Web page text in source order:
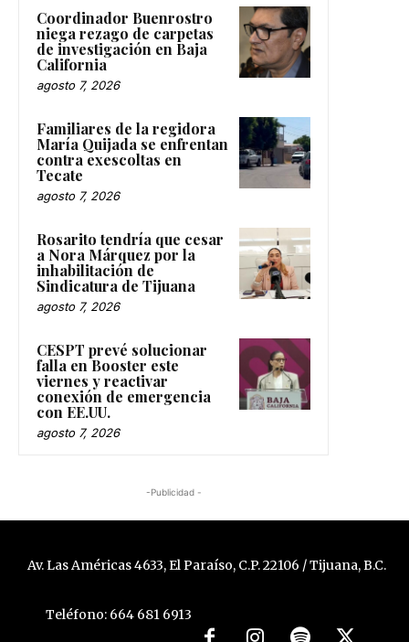
Coordinador Buenrostro
niega rezago de carpetas
de investigación en Baja
California
agosto 7, 2026
Familiares de la regidora
María Quijada se enfrentan
contra exescoltas en
Tecate
agosto 7, 2026
Rosarito tendría que cesar
a Nora Márquez por la
inhabilitación de
Sindicatura de Tijuana
agosto 7, 2026
CESPT prevé solucionar
falla en Booster este
viernes y reactivar
conexión de emergencia
con EE.UU.
agosto 7, 2026
-Publicidad -
Av. Las Américas 4633, El Paraíso, C.P. 22106 / Tijuana, B.C.
Teléfono: 664 681 6913